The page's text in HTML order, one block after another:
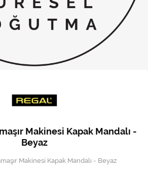
Klima
Kombi
Musluk
Soğutma Sistemleri
Şofben ve Termosifon
Makinesi Kapak Mandalı -
Beyaz
Makinesi Kapak Mandalı - Beyaz